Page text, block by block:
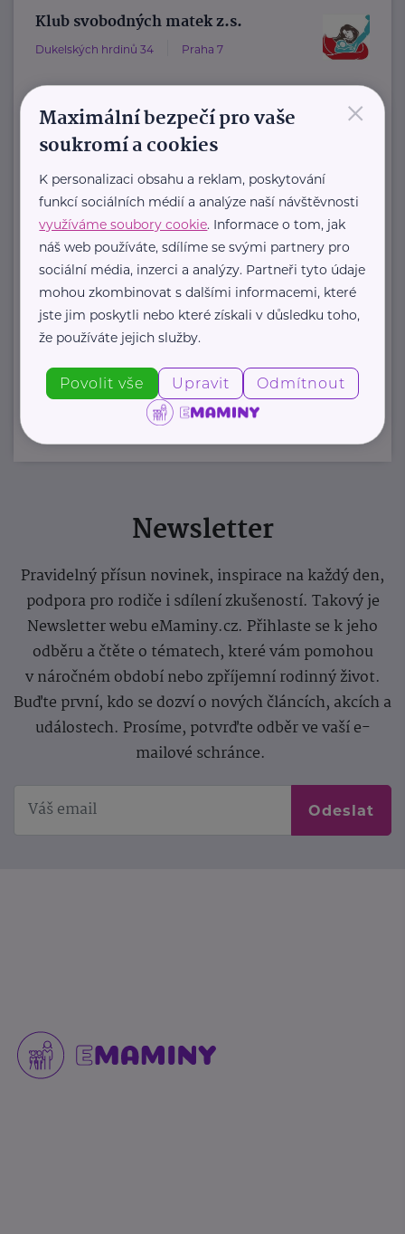
Klub svobodných matek z.s.
Dukelských hrdinů 34 Praha 7
"Pomáháme rodičům a jejich dětem."
Rodinám samoživitelů z celé ČR
poskytujeme finanční, materiální,
odbornou právní ...
https://www.klubsvobodnychmatek.cz/
+420 800 995 511
info@klubsvobodnychmatek.cz
Newsletter
Pravidelný přísun novinek, inspirace na každý den,
podpora pro rodiče i sdílení zkušeností. Takový je
Newsletter webu eMaminy.cz. Přihlaste se k jeho
odběru a čtěte o tématech, které vám pomohou
v náročném období nebo zpříjemní rodinný život.
Buďte první, kdo se dozví o nových článcích, akcích a
událostech. Prosíme, potvrďte odběr ve vaší e-
mailové schránce.
Odeslat
×
Maximální bezpečí pro vaše
soukromí a cookies
K personalizaci obsahu a reklam, poskytování
funkcí sociálních médií a analýze naší návštěvnosti
využíváme soubory cookie. Informace o tom, jak
náš web používáte, sdílíme se svými partnery pro
sociální média, inzerci a analýzy. Partneři tyto údaje
mohou zkombinovat s dalšími informacemi, které
jste jim poskytli nebo které získali v důsledku toho,
že používáte jejich služby.
Povolit vše Upravit Odmítnout